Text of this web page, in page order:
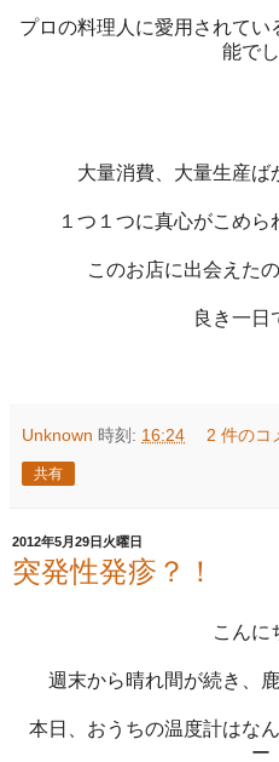
プロの料理人に愛用されて
能でし
大量消費、大量生産ば
１つ１つに真心がこめ
このお店に出会えた
良き一日
Unknown 時刻: 16:24 2 件のコ
共有
2012年5月29日火曜日
突発性発疹？！
こんに
週末から晴れ間が続き、
本日、おうちの温度計はな
ー